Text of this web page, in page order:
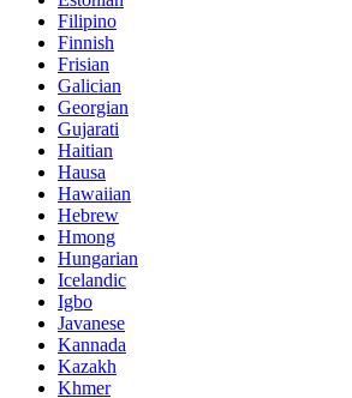
Filipino
Finnish
Frisian
Galician
Georgian
Gujarati
Haitian
Hausa
Hawaiian
Hebrew
Hmong
Hungarian
Icelandic
Igbo
Javanese
Kannada
Kazakh
Khmer